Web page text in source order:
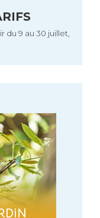
du 9 au 30 juillet,